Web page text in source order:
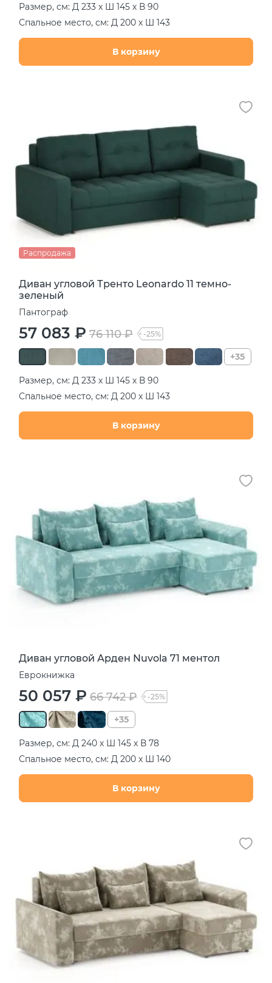
Размер, см: Д 233 х Ш 145 х В 90
Спальное место, см: Д 200 х Ш 143
В корзину
Распродажа
Диван угловой Тренто Leonardo 11 темно-
зеленый
Пантограф
57 083 ₽ 76 110 ₽ -25%
+35
Размер, см: Д 233 х Ш 145 х В 90
Спальное место, см: Д 200 х Ш 143
В корзину
Диван угловой Арден Nuvola 71 ментол
Еврокнижка
50 057 ₽ 66 742 ₽ -25%
+35
Размер, см: Д 240 х Ш 145 х В 78
Спальное место, см: Д 200 х Ш 140
В корзину